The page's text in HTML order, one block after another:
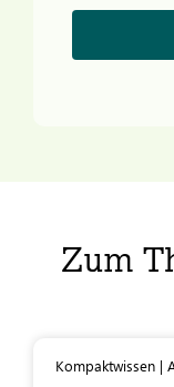
Zum
Kompaktwissen |